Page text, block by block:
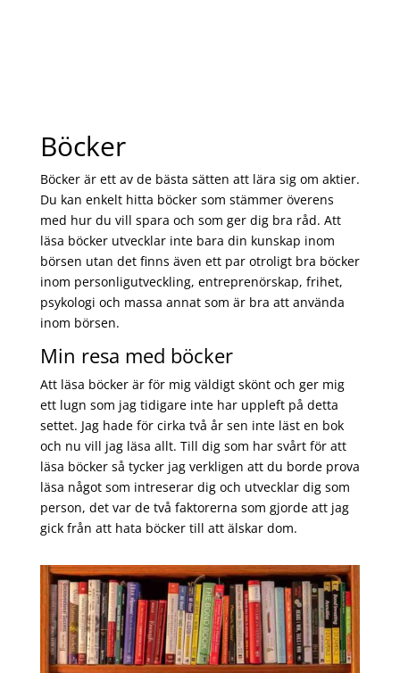
Böcker
Böcker är ett av de bästa sätten att lära sig om aktier.
Du kan enkelt hitta böcker som stämmer överens
med hur du vill spara och som ger dig bra råd. Att
läsa böcker utvecklar inte bara din kunskap inom
börsen utan det finns även ett par otroligt bra böcker
inom personligutveckling, entreprenörskap, frihet,
psykologi och massa annat som är bra att använda
inom börsen.
Min resa med böcker
Att läsa böcker är för mig väldigt skönt och ger mig
ett lugn som jag tidigare inte har uppleft på detta
settet. Jag hade för cirka två år sen inte läst en bok
och nu vill jag läsa allt. Till dig som har svårt för att
läsa böcker så tycker jag verkligen att du borde prova
läsa något som intreserar dig och utvecklar dig som
person, det var de två faktorerna som gjorde att jag
gick från att hata böcker till att älskar dom.